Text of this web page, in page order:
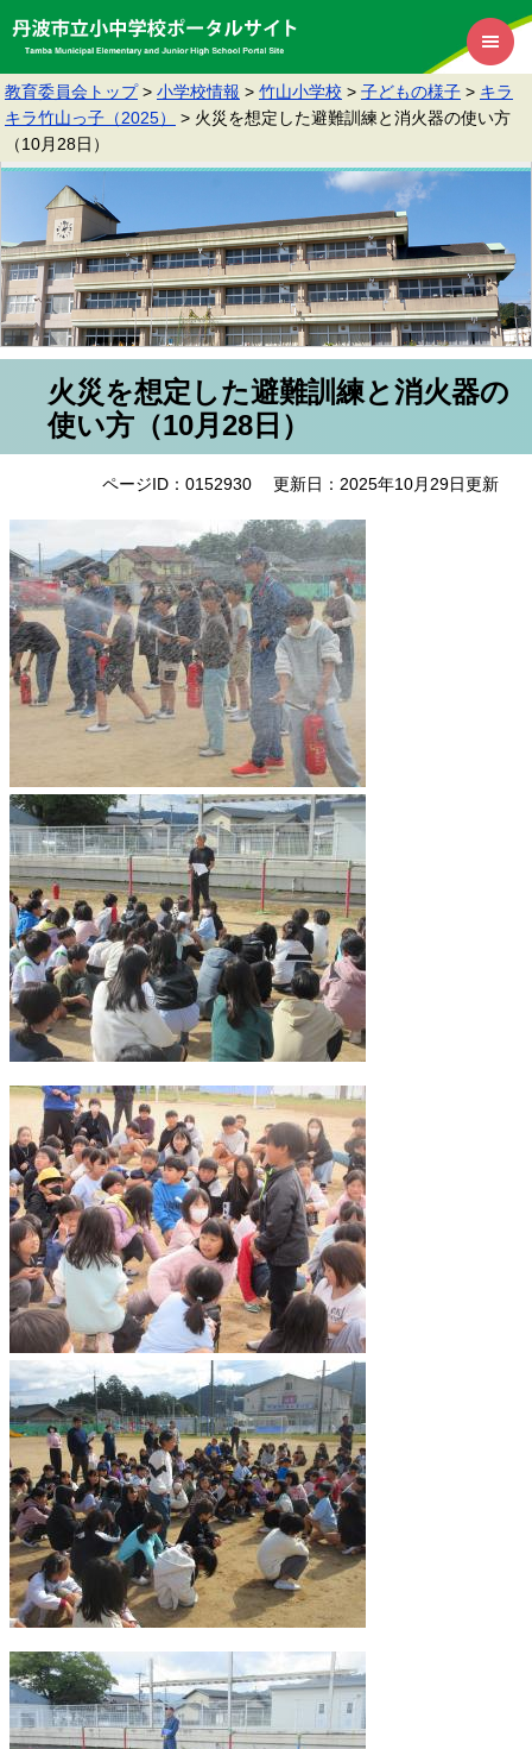
教育委員会トップ > 小学校情報 > 竹山小学校 > 子どもの様子 > キラ
キラ竹山っ子（2025）
> 火災を想定した避難訓練と消火器の使い方
（10月28日）
火災を想定した避難訓練と消火器の
使い方（10月28日）
ページID：0152930 更新日：2025年10月29日更新